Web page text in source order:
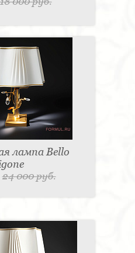
лампа Bello
24 000 руб.